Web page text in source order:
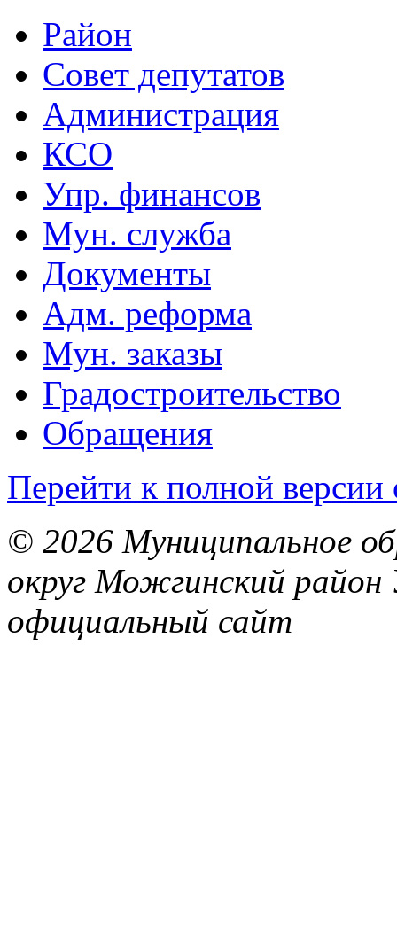
Район
Совет депутатов
Администрация
КСО
Упр. финансов
Мун. служба
Документы
Адм. реформа
Мун. заказы
Градостроительство
Обращения
Перейти к полной версии
© 2026 Муниципальное
округ Можгинский район
официальный сайт